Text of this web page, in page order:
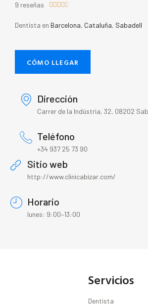
9 reseñas     
Dentista en Barcelona, Cataluña, Sabadell
CÓMO LLEGAR
Dirección
Carrer de la Indústria, 32, 08202
Teléfono
+34 937 25 73 90
Sitio web
http://www.clinicabizar.com/
Horario
lunes: 9:00–13:00
Servicios
Dentista